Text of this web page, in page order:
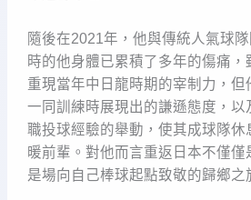
隨後在2021年，他與傳統人氣球
時的他身體已累積了多年的傷痛
重現當年中日龍時期的宰制力，但
一同訓練時展現出的謙遜態度，以
職投球經驗的舉動，使其成球隊休
暖前輩。對他而言重返日本不僅僅
是場向自己棒球起點致敬的歸鄉之